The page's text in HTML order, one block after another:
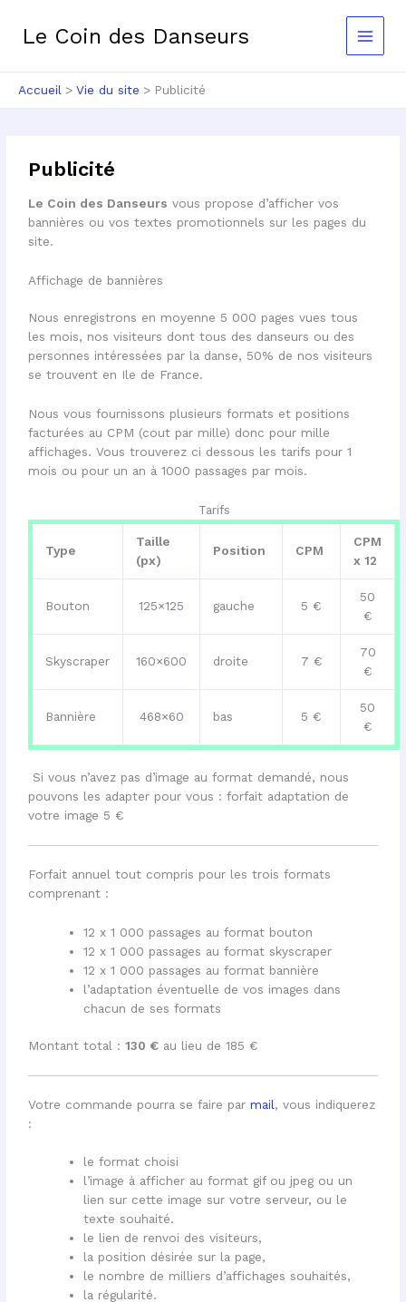
contenuLe Coin des Danseurs
Accueil Vie du site Publicité
Publicité
Le Coin des Danseurs vous propose d’afficher vos
bannières ou vos textes promotionnels sur les pages du
site.
Affichage de bannières
Nous enregistrons en moyenne 5 000 pages vues tous
les mois, nos visiteurs dont tous des danseurs ou des
personnes intéressées par la danse, 50% de nos visiteurs
se trouvent en Ile de France.
Nous vous fournissons plusieurs formats et positions
facturées au CPM (cout par mille) donc pour mille
affichages. Vous trouverez ci dessous les tarifs pour 1
mois ou pour un an à 1000 passages par mois.
Tarifs
Type
Taille
(px)
Position CPM
CPM
x 12
Bouton 125×125 gauche 5 €
50
€
Skyscraper 160×600 droite 7 €
70
€
Bannière 468×60 bas 5 €
50
€
Si vous n’avez pas d’image au format demandé, nous
pouvons les adapter pour vous : forfait adaptation de
votre image 5 €
Forfait annuel tout compris pour les trois formats
comprenant :
12 x 1 000 passages au format bouton
12 x 1 000 passages au format skyscraper
12 x 1 000 passages au format bannière
l’adaptation éventuelle de vos images dans
chacun de ses formats
Montant total :130 € au lieu de 185 €
Votre commande pourra se faire parmail, vous indiquerez
:
le format choisi
l’image à afficher au format gif ou jpeg ou un
lien sur cette image sur votre serveur, ou le
texte souhaité.
le lien de renvoi des visiteurs,
la position désirée sur la page,
le nombre de milliers d’affichages souhaités,
la régularité.